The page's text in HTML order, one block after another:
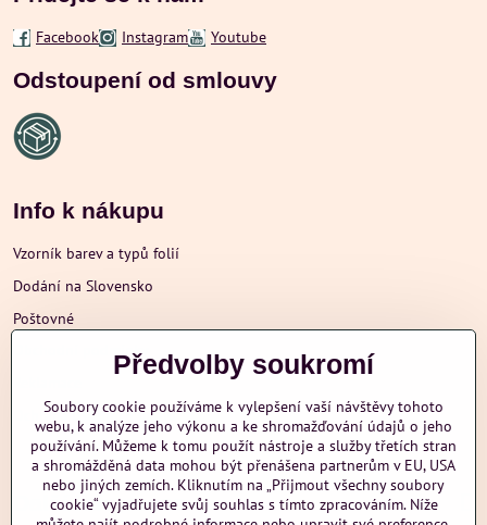
Facebook Instagram Youtube
Odstoupení od smlouvy
Info k nákupu
Vzorník barev a typů folií
Dodání na Slovensko
Poštovné
Obchodní podmínky
Ochrana osobních údajů
Další informace
Předvolby soukromí
Soubory cookie používáme k vylepšení vaší návštěvy tohoto
webu, k analýze jeho výkonu a ke shromažďování údajů o jeho
používání. Můžeme k tomu použít nástroje a služby třetích stran
a shromážděná data mohou být přenášena partnerům v EU, USA
nebo jiných zemích. Kliknutím na „Přijmout všechny soubory
cookie“ vyjadřujete svůj souhlas s tímto zpracováním. Níže